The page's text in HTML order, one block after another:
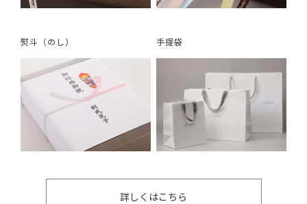
熨斗（のし） 手提袋
詳しくはこちら